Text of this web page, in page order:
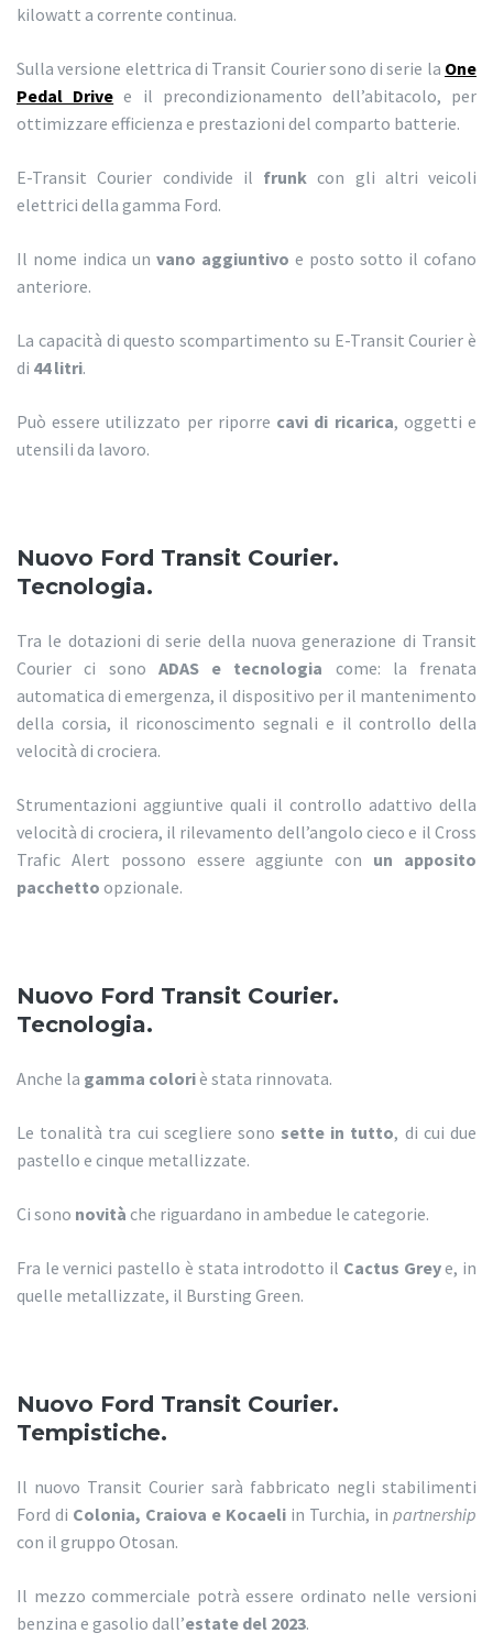
kilowatt a corrente continua.
Sulla versione elettrica di Transit Courier sono di serie la One
Pedal Drive e il precondizionamento dell’abitacolo, per
ottimizzare efficienza e prestazioni del comparto batterie.
E-Transit Courier condivide il frunk con gli altri veicoli
elettrici della gamma Ford.
Il nome indica un vano aggiuntivo e posto sotto il cofano
anteriore.
La capacità di questo scompartimento su E-Transit Courier è
di 44 litri.
Può essere utilizzato per riporre cavi di ricarica, oggetti e
utensili da lavoro.
Nuovo Ford Transit Courier.
Tecnologia.
Tra le dotazioni di serie della nuova generazione di Transit
Courier ci sono ADAS e tecnologia come: la frenata
automatica di emergenza, il dispositivo per il mantenimento
della corsia, il riconoscimento segnali e il controllo della
velocità di crociera.
Strumentazioni aggiuntive quali il controllo adattivo della
velocità di crociera, il rilevamento dell’angolo cieco e il Cross
Trafic Alert possono essere aggiunte con un apposito
pacchetto opzionale.
Nuovo Ford Transit Courier.
Tecnologia.
Anche la gamma coloriè stata rinnovata.
Le tonalità tra cui scegliere sono sette in tutto, di cui due
pastello e cinque metallizzate.
Ci sono novità che riguardano in ambedue le categorie.
Fra le vernici pastello è stata introdotto il Cactus Greye, in
quelle metallizzate, il Bursting Green.
Nuovo Ford Transit Courier.
Tempistiche.
Il nuovo Transit Courier sarà fabbricato negli stabilimenti
Ford di Colonia, Craiova e Kocaeli in Turchia, in partnership
con il gruppo Otosan.
Il mezzo commerciale potrà essere ordinato nelle versioni
benzina e gasolio dall’estate del 2023.